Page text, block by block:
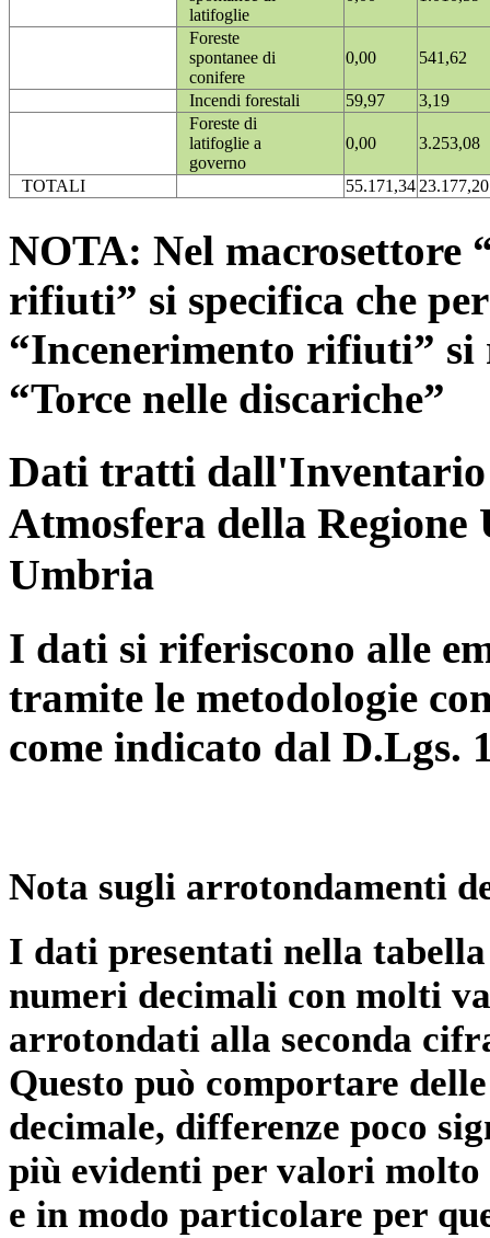
latifoglie
Foreste
spontanee di
conifere
0,00 541,62
Incendi forestali 59,97
3,19
Foreste di
latifoglie a
governo
0,00 3.253,08
TOTALI 55.171,3423.177,20
NOTA: Nel macrosettore
rifiuti” si specifica che
“Incenerimento rifiuti”
“Torce nelle discariche”
Dati tratti dall'Inventario
Atmosfera della
Umbria
I dati si riferiscono alle
tramite le metodologie
come indicato dal D.Lgs.
Nota sugli arrotondamenti
I dati presentati nella
numeri decimali con molti
arrotondati alla seconda
Questo può comportare
decimale, differenze poco
più evidenti per valori
e in modo particolare per